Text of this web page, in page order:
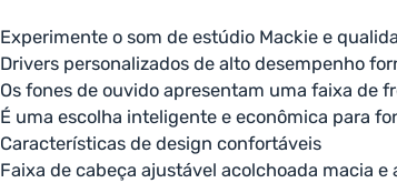
Experimente o som de estúdio Mackie e
Drivers personalizados de alto desempenho
Os fones de ouvido apresentam uma faixa de
É uma escolha inteligente e econômica para
Características de design confortáveis
Faixa de cabeça ajustável acolchoada macia